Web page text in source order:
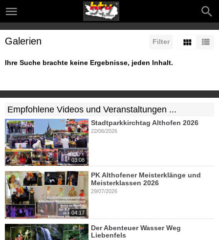
Filter
Galerien
Ihre Suche brachte keine Ergebnisse, jeden Inhalt.
Empfohlene Videos und Veranstaltungen ...
03:08
Stadtparkkirchtag Althofen 2026
22/06/2026
04:17
PK Althofener Meisterklänge und
Meisterklassen 2026
29/07/2026
Der Abenteuer Wasser Weg
Liebenfels